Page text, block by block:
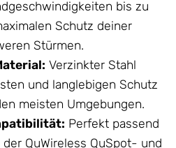
bis zu
Schutz deiner
Stürmen.
Verzinkter Stahl
und langlebigen Schutz
meisten Umgebungen.
Perfekt passend
der QuWireless QuSpot- und